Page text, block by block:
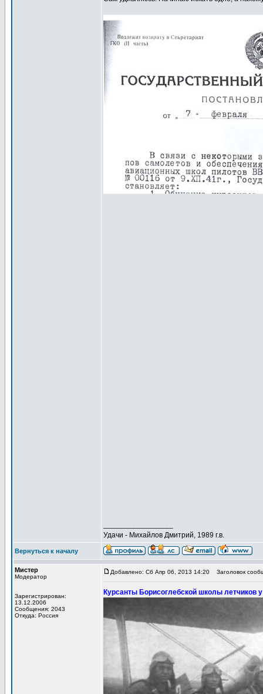
Удачи - Михайлов Дмитрий, 1989 г.в.
Вернуться к началу
Мистер
Модератор
Зарегистрирован:
13.12.2006
Сообщения: 2043
Откуда: Россия
Добавлено: Сб Апр 06, 2013 14:20 Заголовок
Курсанты Борисоглебской школы летчиков